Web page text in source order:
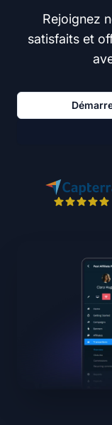
Rejoignez
satisfaits et